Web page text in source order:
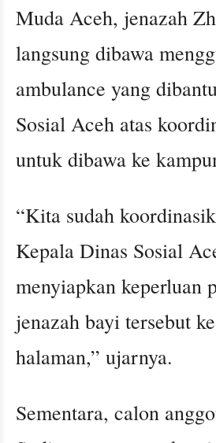
Muda Aceh, jenazah
langsung dibawa
ambulance yang
Sosial Aceh atas
untuk dibawa ke
“Kita sudah
Kepala Dinas Sosial
menyiapkan keperluan
jenazah bayi tersebut
halaman,” ujarnya.
Sementara, calon